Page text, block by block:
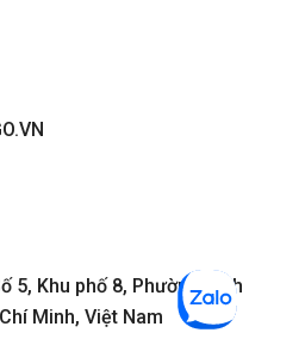
5, Khu phố 8, Phường Bình
Minh, Việt Nam